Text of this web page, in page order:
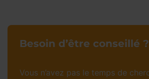
Besoin d’être conseillé ?
Vous n’avez pas le temps de